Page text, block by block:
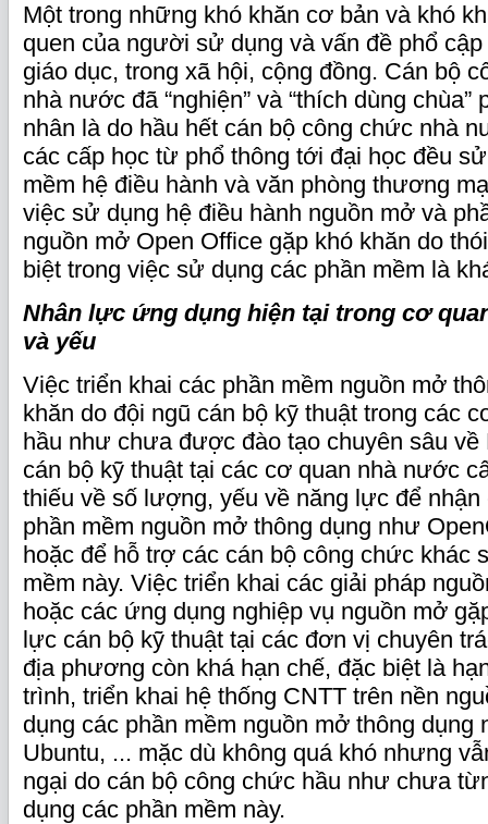
Một trong những khó khăn cơ bản và khó
quen của người sử dụng và vấn đề phổ
giáo dục, trong xã hội, cộng đồng. Cán bộ
nhà nước đã “nghiện” và “thích dùng chùa”
nhân là do hầu hết cán bộ công chức nhà
các cấp học từ phổ thông tới đại học đều
mềm hệ điều hành và văn phòng thương
việc sử dụng hệ điều hành nguồn mở và
nguồn mở Open Office gặp khó khăn do
biệt trong việc sử dụng các phần mềm là
Nhân lực ứng dụng hiện tại trong cơ
và yếu
Việc triển khai các phần mềm nguồn mở
khăn do đội ngũ cán bộ kỹ thuật trong các
hầu như chưa được đào tạo chuyên sâu
cán bộ kỹ thuật tại các cơ quan nhà nước
thiếu về số lượng, yếu về năng lực để nhận
phần mềm nguồn mở thông dụng như
hoặc để hỗ trợ các cán bộ công chức khác
mềm này. Việc triển khai các giải pháp
hoặc các ứng dụng nghiệp vụ nguồn mở
lực cán bộ kỹ thuật tại các đơn vị chuyên
địa phương còn khá hạn chế, đặc biệt là
trình, triển khai hệ thống CNTT trên nền
dụng các phần mềm nguồn mở thông dụng
Ubuntu, ... mặc dù không quá khó nhưng
ngại do cán bộ công chức hầu như chưa
dụng các phần mềm này.